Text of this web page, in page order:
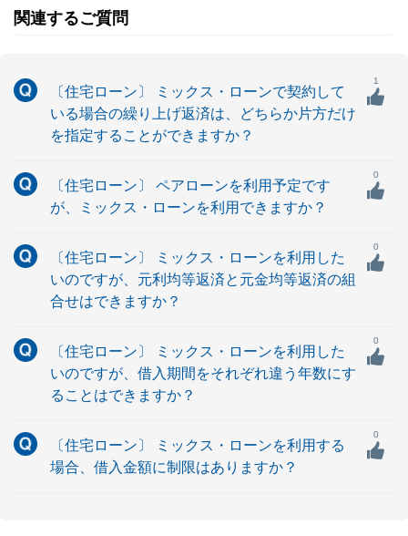
関連するご質問
〔住宅ローン〕 ミックス・ローンで契約して
いる場合の繰り上げ返済は、どちらか片方だけ
を指定することができますか？
1
〔住宅ローン〕 ペアローンを利用予定です
が、ミックス・ローンを利用できますか？
0
〔住宅ローン〕 ミックス・ローンを利用した
いのですが、元利均等返済と元金均等返済の組
合せはできますか？
0
〔住宅ローン〕 ミックス・ローンを利用した
いのですが、借入期間をそれぞれ違う年数にす
ることはできますか？
0
〔住宅ローン〕 ミックス・ローンを利用する
場合、借入金額に制限はありますか？
0